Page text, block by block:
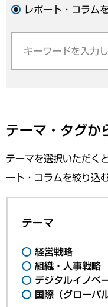
レポート・コラム
テーマ・タグか
テーマを選択いただく
ート・コラムを絞り込
テーマ
経営戦略
組織・人事戦略
デジタルイノベ
国際（グローバ